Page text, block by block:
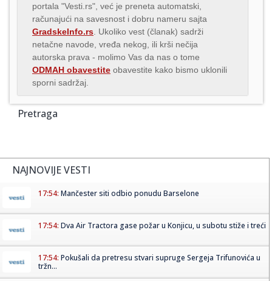
portala "Vesti.rs", već je preneta automatski,
računajući na savesnost i dobru nameru sajta
GradskeInfo.rs . Ukoliko vest (članak) sadrži
netačne navode, vređa nekog, ili krši nečija
autorska prava - molimo Vas da nas o tome
ODMAH obavestite obavestite kako bismo uklonili
sporni sadržaj.
Pretraga
NAJNOVIJE VESTI
17:54: Mančester siti odbio ponudu Barselone
17:54: Dva Air Tractora gase požar u Konjicu, u subotu stiže i treći
17:54: Pokušali da pretresu stvari supruge Sergeja Trifunovića u
tržn...